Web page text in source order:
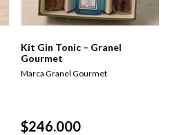
Kit Gin Tonic – Granel
Gourmet
Marca Granel Gourmet
$246.000